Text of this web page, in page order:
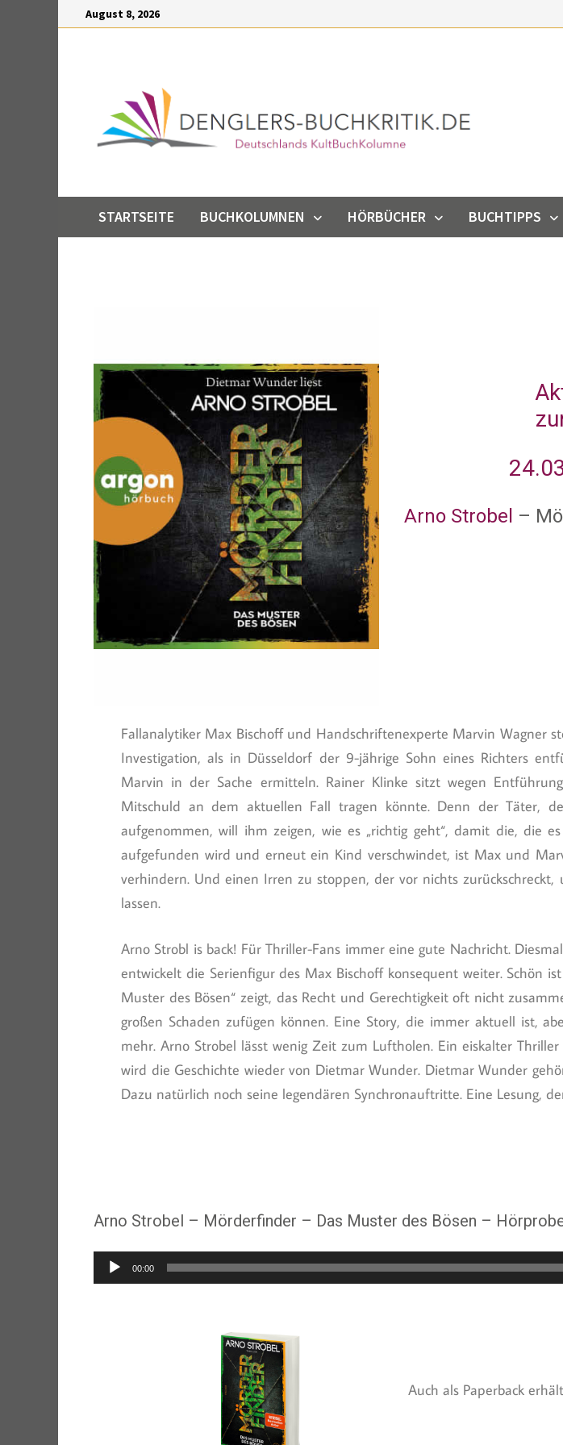
August 8, 2026
STARTSEITE BUCHKOLUMNEN HÖRBÜCHER BUCHTIPPS
Arno Strobel –
Fallanalytiker Max Bischoff und Handschriftenexperte Marvin Wagner
Investigation, als in Düsseldorf der 9-jährige Sohn eines Richters
Marvin in der Sache ermitteln. Rainer Klinke sitzt wegen
Mitschuld an dem aktuellen Fall tragen könnte. Denn der Täter,
aufgenommen, will ihm zeigen, wie es „richtig geht“, damit die, die
aufgefunden wird und erneut ein Kind verschwindet, ist Max und
verhindern. Und einen Irren zu stoppen, der vor nichts
lassen.
Arno Strobl is back! Für Thriller-Fans immer eine gute Nachricht.
entwickelt die Serienfigur des Max Bischoff konsequent weiter. Schön
Muster des Bösen“ zeigt, das Recht und Gerechtigkeit oft nicht
großen Schaden zufügen können. Eine Story, die immer aktuell ist,
mehr. Arno Strobel lässt wenig Zeit zum Luftholen. Ein eiskalter
wird die Geschichte wieder von Dietmar Wunder. Dietmar Wunder
Dazu natürlich noch seine legendären Synchronauftritte. Eine Lesung,
Arno Strobel – Mörderfinder – Das Muster des Bösen –
Audio-
Player
00:00
Auch als Paperback